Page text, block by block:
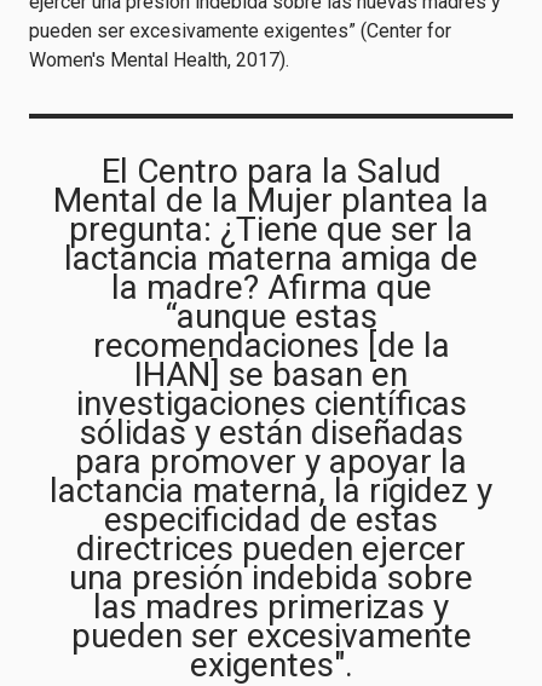
pueden ser excesivamente exigentes” (Center for
Women's Mental Health, 2017).
El Centro para la Salud
Mental de la Mujer plantea la
pregunta: ¿Tiene que ser la
lactancia materna amiga de
la madre? Afirma que
“aunque estas
recomendaciones [de la
IHAN] se basan en
investigaciones científicas
sólidas y están diseñadas
para promover y apoyar la
lactancia materna, la rigidez y
especificidad de estas
directrices pueden ejercer
una presión indebida sobre
las madres primerizas y
pueden ser excesivamente
exigentes".